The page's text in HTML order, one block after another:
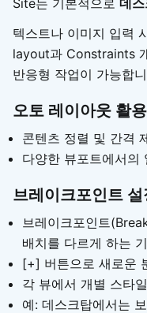
Site는 기본적으로 데
텍스트나 이미지 입력
layout과 Constraints
반응형 작업이 가능합
오토 레이아웃 활용
콘텐츠 정렬 및 간격
다양한 뷰포트에서의
브레이크포인트 설
브레이크포인트
배치를 다르게 하는
[+] 버튼으로 새로운
각 뷰에서 개별 스타
예: 데스크탑에서는